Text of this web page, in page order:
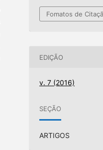
Fomatos de
EDIÇÃO
v. 7 (2016)
SEÇÃO
ARTIGOS